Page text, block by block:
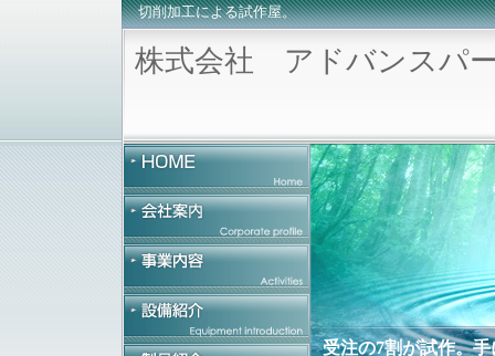
切削加工による試作屋。
株式会社 アドバンスパ
受注の7割が試作。